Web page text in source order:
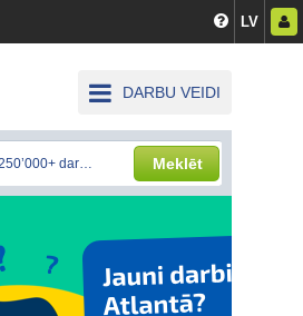
LV
DARBU VEIDI
Meklēt